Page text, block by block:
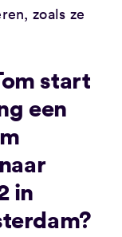
zoals ze
start
een
in